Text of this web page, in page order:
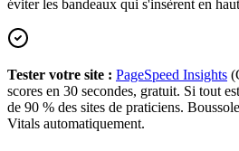
éviter les bandeaux qui s'insèrent en
Tester votre site : PageSpeed Insights
scores en 30 secondes, gratuit. Si tout
de 90 % des sites de praticiens.
Vitals automatiquement.